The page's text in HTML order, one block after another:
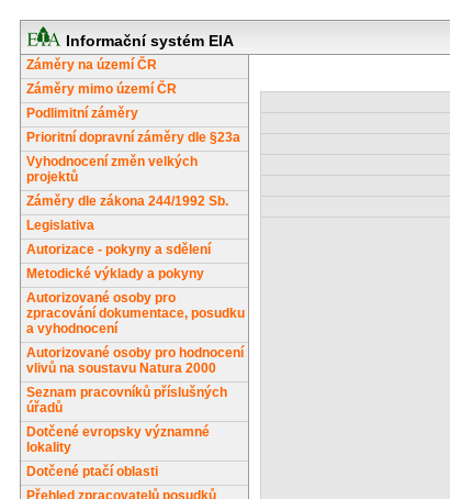
Informační systém EIA
Záměry na území ČR
Záměry mimo území ČR
Podlimitní záměry
Prioritní dopravní záměry dle §23a
Vyhodnocení změn velkých
projektů
Záměry dle zákona 244/1992 Sb.
Legislativa
Autorizace - pokyny a sdělení
Metodické výklady a pokyny
Autorizované osoby pro
zpracování dokumentace, posudku
a vyhodnocení
Autorizované osoby pro hodnocení
vlivů na soustavu Natura 2000
Seznam pracovníků příslušných
úřadů
Dotčené evropsky významné
lokality
Dotčené ptačí oblasti
Přehled zpracovatelů posudků